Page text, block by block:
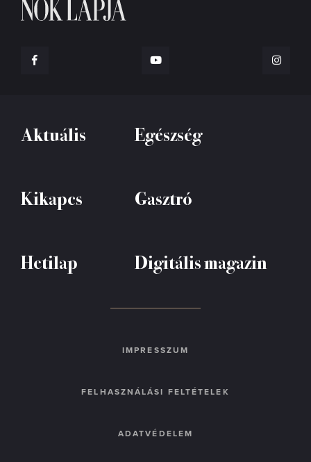
Aktuális Egészség
Kikapcs Gasztró
Hetilap Digitális magazin
IMPRESSZUM
FELHASZNÁLÁSI FELTÉTELEK
ADATVÉDELEM